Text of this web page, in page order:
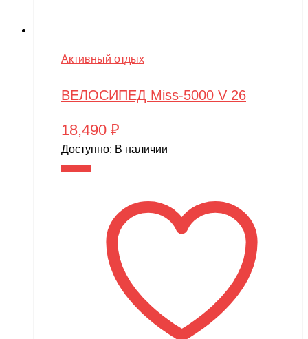
Активный отдых
ВЕЛОСИПЕД Miss-5000 V 26
18,490 ₽
Доступно: В наличии